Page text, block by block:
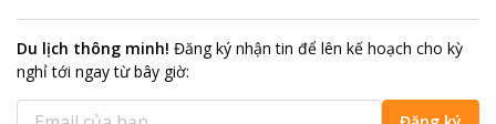
Du lịch thông minh! Đăng ký nhận tin để lên kế hoạch cho kỳ
nghỉ tới ngay từ bây giờ: